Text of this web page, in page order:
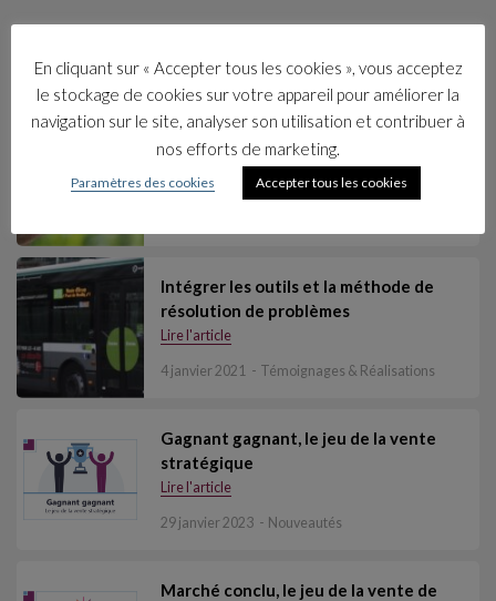
Former la future génération
d’actionnaires
Lire l'article
Intégrer les outils et la méthode de
résolution de problèmes
Lire l'article
4 janvier 2021 Témoignages & Réalisations
Gagnant gagnant, le jeu de la vente
stratégique
Lire l'article
29 janvier 2023 Nouveautés
Marché conclu, le jeu de la vente de
En cliquant sur « Accepter tous les cookies », vous acceptez
le stockage de cookies sur votre appareil pour améliorer la
navigation sur le site, analyser son utilisation et contribuer à
nos efforts de marketing.
Paramètres des cookies Accepter tous les cookies